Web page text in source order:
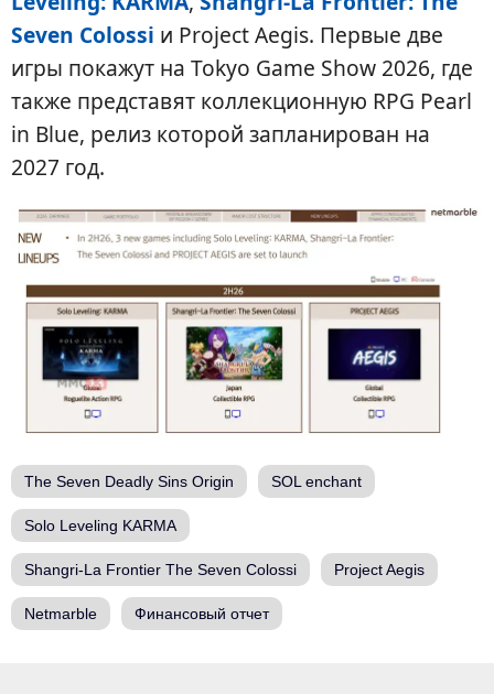
Seven Colossi и Project Aegis. Первые две
игры покажут на Tokyo Game Show 2026, где
также представят коллекционную RPG Pearl
in Blue, релиз которой запланирован на
2027 год.
The Seven Deadly Sins Origin SOL enchant
Solo Leveling KARMA
Shangri-La Frontier The Seven Colossi Project Aegis
Netmarble Финансовый отчет